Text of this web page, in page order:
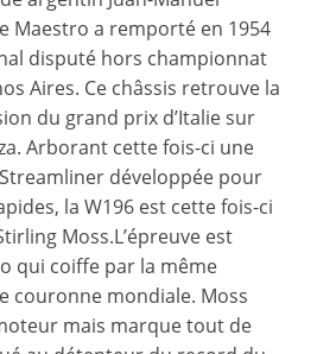
Maestro a remporté en 1954
disputé hors championnat
Aires. Ce châssis retrouve la
du grand prix d’Italie sur
Arborant cette fois-ci une
développée pour
la W196 est cette fois-ci
Moss.L’épreuve est
qui coiffe par la même
couronne mondiale. Moss
mais marque tout de